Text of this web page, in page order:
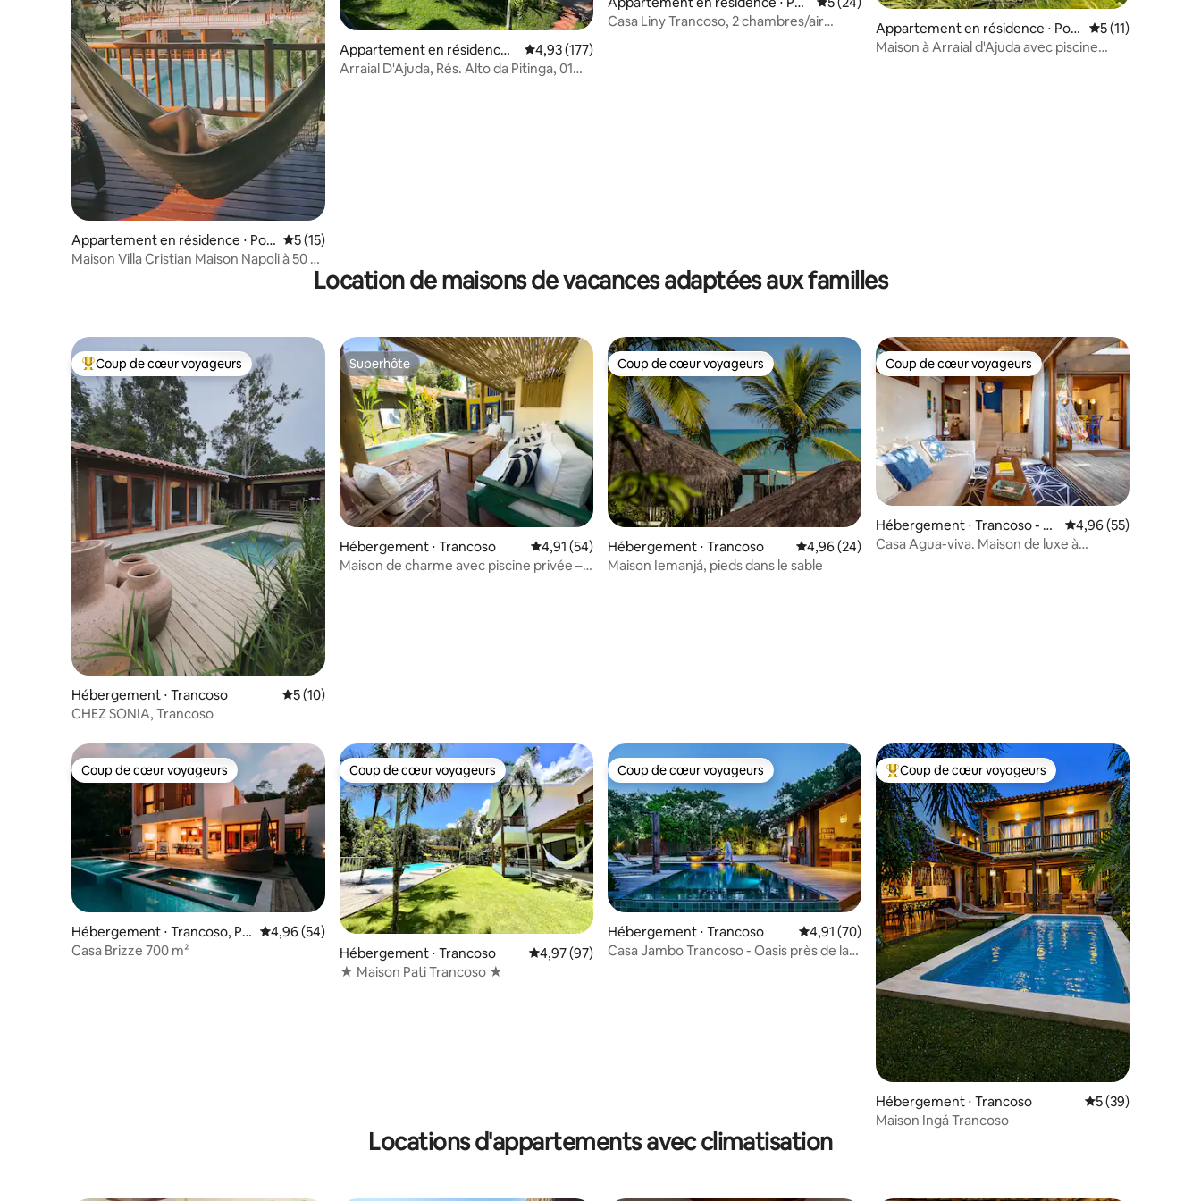
Appartement en résidence ⋅ Por
to Seguro
Évaluation moyenne sur la base de 15 commentaires : 5 sur 5
5 (15)
Maison Villa Cristian Maison Napoli à 50 m
Appartement en résidence ⋅
Arraial d'Ajuda
Évaluation moyenne sur la base de 177 commentaires : 4,93 sur 5
4,93 (177)
Arraial D'Ajuda, Rés. Alto da Pitinga, 01
to Seguro
Casa Liny Trancoso, 2 chambres/air
Appartement en résidence ⋅ Port
o Seguro
Évaluation
5 (11)
Maison à Arraial d'Ajuda avec piscine
Location de maisons de vacances adaptées aux familles
Coups de cœur voyageurs les plus appréciés
Coup de cœur voyageurs
Hébergement ⋅ Trancoso Évaluation moyenne sur la base de 10 commentaires : 5 sur 5
5 (10)
CHEZ SONIA, Trancoso
Superhôte
Superhôte
Hébergement ⋅ Trancoso Évaluation moyenne sur la base de 54 commentaires : 4,91 sur 5
4,91 (54)
Maison de charme avec piscine privée – à
Coup de cœur voyageurs
Coup de cœur voyageurs
Hébergement ⋅ Trancoso Évaluation moyenne sur la base de 24 commentaires : 4,96 sur 5
4,96 (24)
Maison Iemanjá, pieds dans le sable
Coup de cœur voyageurs
Coup de cœur voyageurs
Hébergement ⋅ Trancoso - P
orto Seguro
Évaluation moyenne
4,96 (55)
Casa Agua-viva. Maison de luxe à
Coup de cœur voyageurs
Coup de cœur voyageurs
Hébergement ⋅ Trancoso, Po
rto Seguro
Évaluation moyenne sur la base de 54 commentaires : 4,96 sur 5
4,96 (54)
Casa Brizze 700 m²
Coup de cœur voyageurs
Coup de cœur voyageurs
Hébergement ⋅ Trancoso Évaluation moyenne sur la base de 97 commentaires : 4,97 sur 5
4,97 (97)
★ Maison Pati Trancoso ★
Coup de cœur voyageurs
Coup de cœur voyageurs
Hébergement ⋅ Trancoso Évaluation moyenne sur la base de 70 commentaires : 4,91 sur 5
4,91 (70)
Casa Jambo Trancoso - Oasis près de la
Coups de cœur voyageurs les plus appréciés
Coup de cœur voyageurs
Hébergement ⋅ Trancoso Évaluation
5 (39)
Maison Ingá Trancoso
Locations d'appartements avec climatisation